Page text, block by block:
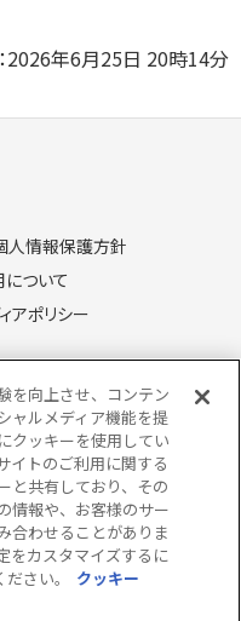
2026年6月25日 20時14分
人情報保護方針
ついて
アポリシー
ついて
ィ方針
の取り扱いについて
を向上させ、コンテン
ャルメディア機能を提
クッキーを使用してい
イトのご利用に関する
と共有しており、その
情報や、お客様のサー
合わせることがありま
をカスタマイズするに
さい。
クッキー